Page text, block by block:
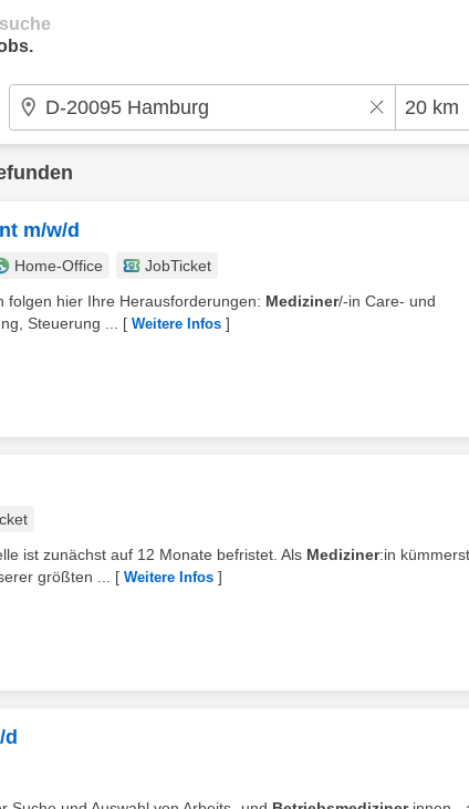
m/w/d
Home-Office
JobTicket
folgen hier Ihre Herausforderungen: Mediziner/-in Care- und
Steuerung ...
[ Weitere Infos ]
ist zunächst auf 12 Monate befristet. Als Mediziner:in
größten ...
[ Weitere Infos ]